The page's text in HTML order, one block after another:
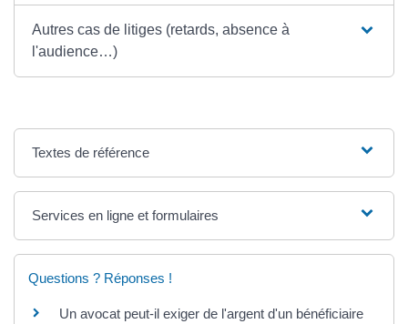
Autres cas de litiges (retards, absence à
l'audience…)
Textes de référence
Services en ligne et formulaires
Questions ? Réponses !
Un avocat peut-il exiger de l'argent d'un bénéficiaire